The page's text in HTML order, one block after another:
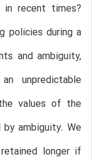
recent times?
policies during a
and ambiguity,
unpredictable
values of the
ambiguity. We
longer if